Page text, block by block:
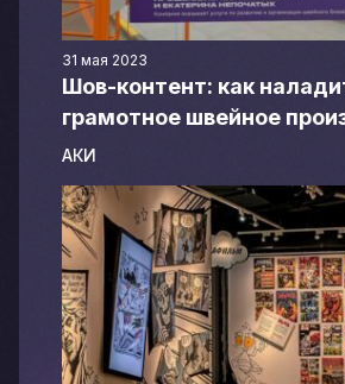
31 мая 2023
Шов-контент: как
грамотное швейное
АКИ